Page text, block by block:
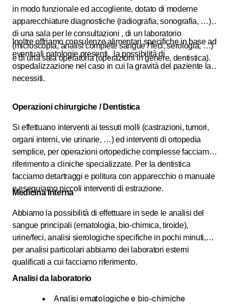
in modo funzionale ed accogliente, dotato di moderne
apparecchiature diagnostiche (radiografia, sonografia, …),
di una sala per le consultazioni , di un laboratorio
(microscopia, analisi complete sangue / feci, serologia, …)
e di una sala operatoria (operazioni in genere, dentistica).
Inoltre offriamo consulenze alimentari specifiche in base ad
eventuali patologie presenti, la possibilità di
ospedalizzazione nel caso in cui la gravità del paziente la
necessiti.
Operazioni chirurgiche / Dentistica
Si effettuano interventi ai tessuti molli (castrazioni, tumori,
organi interni, vie urinarie, …) ed interventi di ortopedia
semplice, per operazioni ortopediche complesse facciamo
riferimento a cliniche specializzate. Per la dentistica
facciamo detartraggi e politura con apparecchio o manuale
e eseguiamo piccoli interventi di estrazione.
Medicina Interna
Abbiamo la possibilità di effettuare in sede le analisi del
sangue principali (ematologia, bio-chimica, tiroide),
urine/feci, analisi sierologiche specifiche in pochi minuti,
per analisi particolari abbiamo dei laboratori esterni
qualificati a cui facciamo riferimento.
Analisi da laboratorio
Analisi ematologiche e bio-chimiche